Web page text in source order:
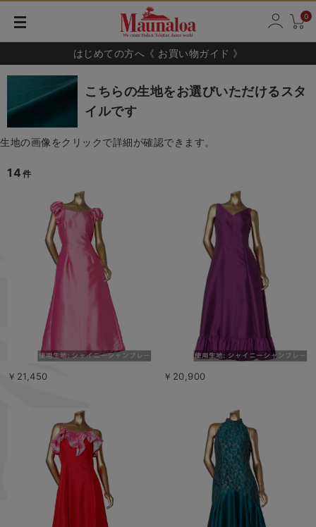
0
はじめての方へ《 お買い物ガイド 》
こちらの生地をお選びいただけるスタ
イルです
生地の画像をクリックで詳細が確認できます。
14 件
￥21,450 ￥20,900